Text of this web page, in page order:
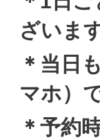
ざいます
＊当日
マホ）
＊予約